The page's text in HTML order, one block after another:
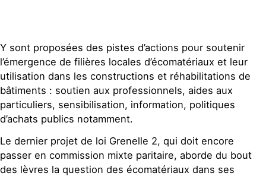
Y sont proposées des pistes d’actions pour soutenir
l’émergence de filières locales d’écomatériaux et leur
utilisation dans les constructions et réhabilitations de
bâtiments : soutien aux professionnels, aides aux
particuliers, sensibilisation, information, politiques
d’achats publics notamment.
Le dernier projet de loi Grenelle 2, qui doit encore
passer en commission mixte paritaire, aborde du bout
des lèvres la question des écomatériaux dans ses